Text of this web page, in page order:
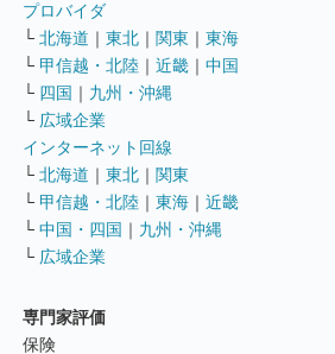
プロバイダ
└ 北海道 ｜ 東北 ｜ 関東 ｜ 東海
└ 甲信越・北陸 ｜ 近畿 ｜ 中国
└ 四国 ｜ 九州・沖縄
└ 広域企業
インターネット回線
└ 北海道 ｜ 東北 ｜ 関東
└ 甲信越・北陸 ｜ 東海 ｜ 近畿
└ 中国・四国 ｜ 九州・沖縄
└ 広域企業
専門家評価
保険